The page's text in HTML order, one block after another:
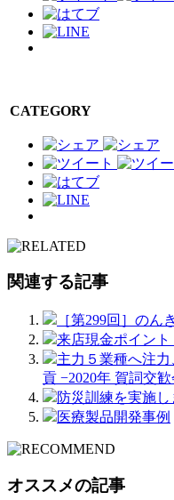
CATEGORY
関連する記事
［第299回］のん
来店現金ポイン
主力５業種へ注
貢 −2020年 賀詞交
防災訓練を実施し
医療製品開発事例
オススメの記事